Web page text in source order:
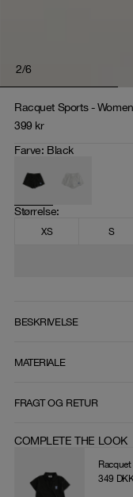
2/6
Racquet Sports -
399 kr
Farve: Black
Størrelse:
XS S
BESKRIVELSE
MATERIALE
FRAGT OG RETUR
COMPLETE THE LOOK
349